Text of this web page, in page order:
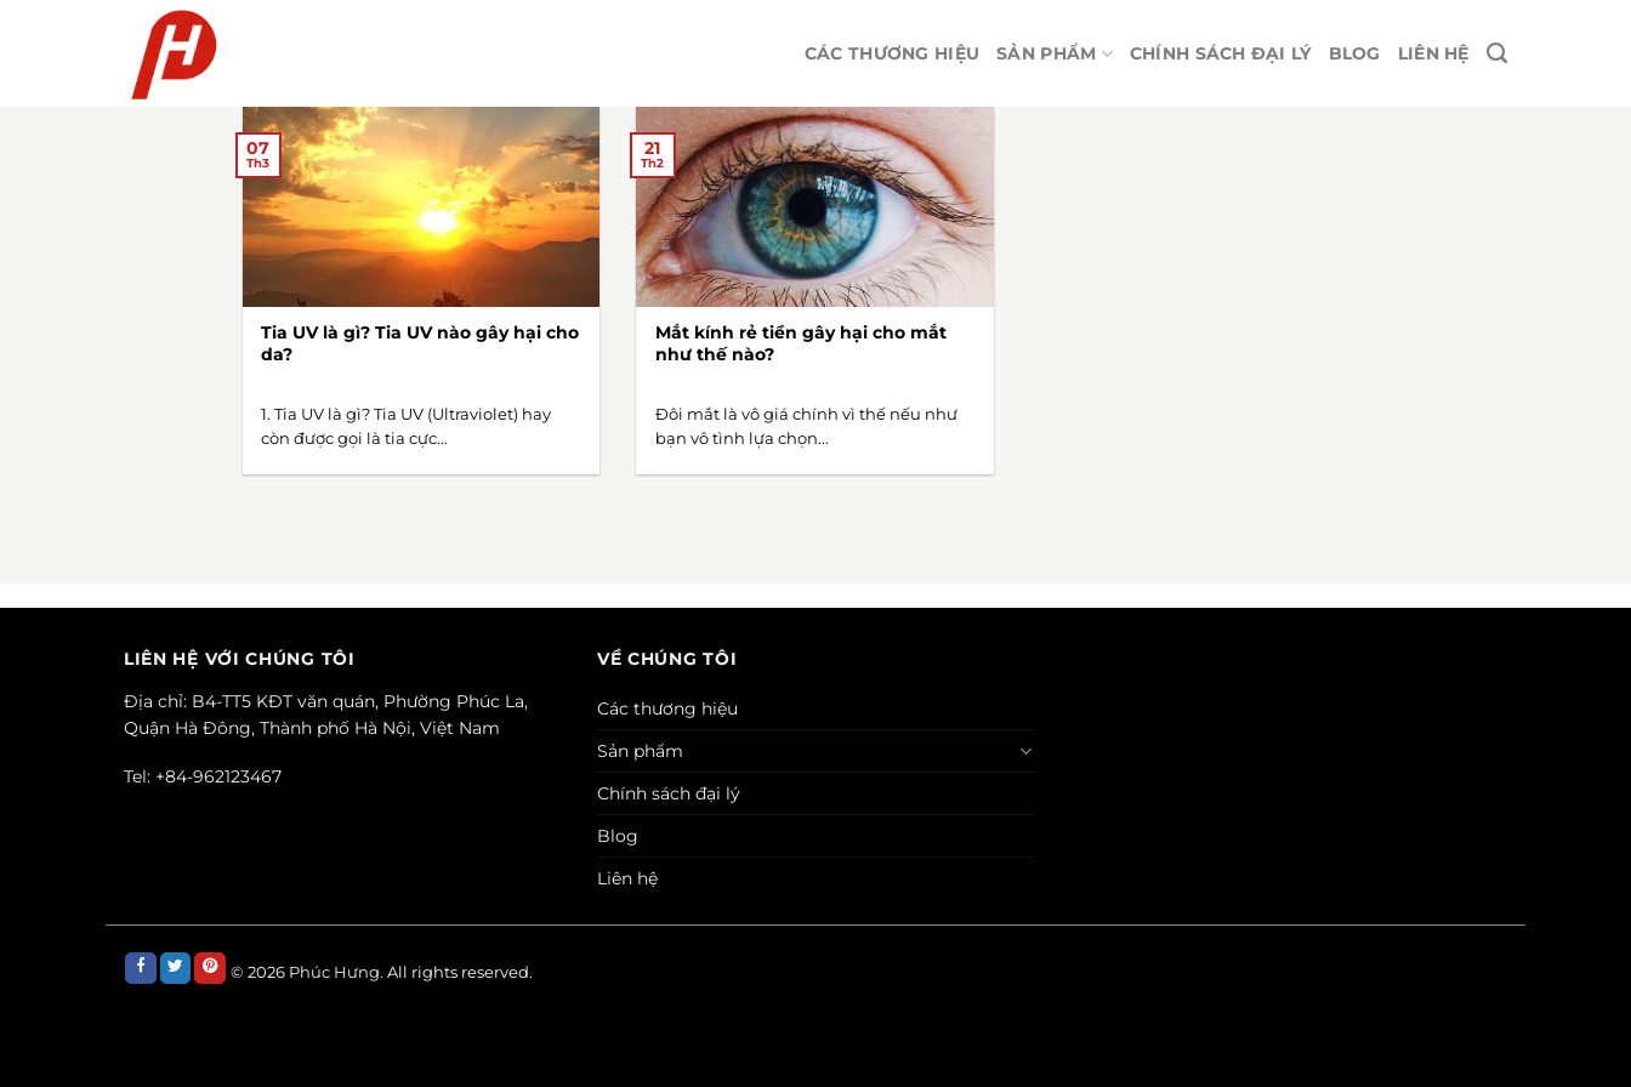
CÁC THƯƠNG HIỆU SẢN PHẨM CHÍNH SÁCH ĐẠI LÝ BLOG LIÊN HỆ
Tia UV là gì? Tia UV nào gây hại cho
da?
1. Tia UV là gì? Tia UV (Ultraviolet) hay
còn được gọi là tia cực...
07
Th3
Mắt kính rẻ tiền gây hại cho mắt
như thế nào?
Đôi mắt là vô giá chính vì thế nếu như
bạn vô tình lựa chọn...
21
Th2
LIÊN HỆ VỚI CHÚNG TÔI
Địa chỉ: B4-TT5 KĐT văn quán, Phường Phúc La,
Quận Hà Đông, Thành phố Hà Nội, Việt Nam
Tel: +84-962123467
VỀ CHÚNG TÔI
Các thương hiệu
Sản phẩm
Chính sách đại lý
Blog
Liên hệ
© 2026 Phúc Hưng. All rights reserved.